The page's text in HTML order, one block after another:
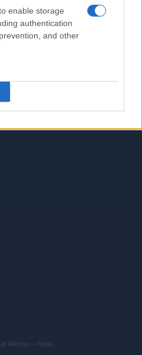
enable storage
authentication
and other
Media — Italia